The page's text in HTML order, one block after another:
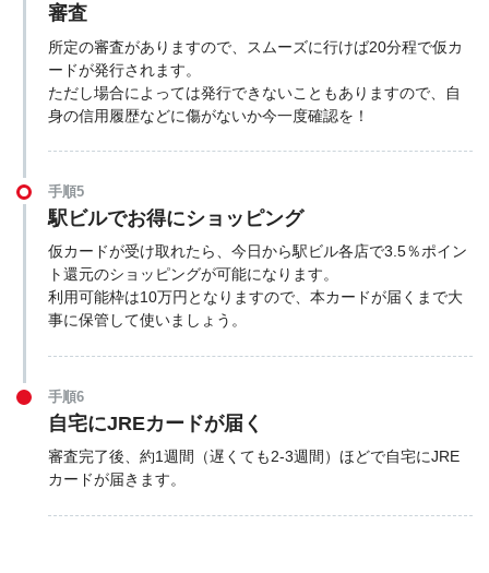
審査
所定の審査がありますので、スムーズに行けば20分程で仮カ
ードが発行されます。
ただし場合によっては発行できないこともありますので、自
身の信用履歴などに傷がないか今一度確認を！
手順5
駅ビルでお得にショッピング
仮カードが受け取れたら、今日から駅ビル各店で3.5％ポイン
ト還元のショッピングが可能になります。
利用可能枠は10万円となりますので、本カードが届くまで大
事に保管して使いましょう。
手順6
自宅にJREカードが届く
審査完了後、約1週間（遅くても2-3週間）ほどで自宅にJRE
カードが届きます。